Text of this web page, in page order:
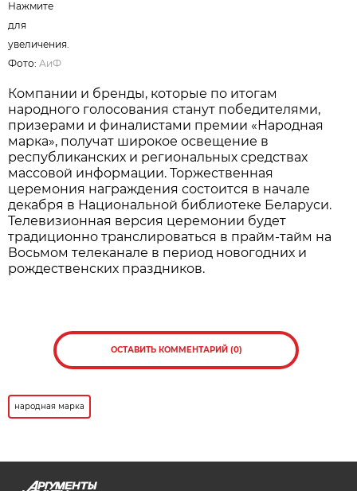
доверия белорусов к отечественным
производителям. Во многих номинациях
лидерами премии становятся товары и услуги,
произведенные в Беларуси, что свидетельствует
их прочных позициях на рынке.
Нажмите для увеличения. Фото:АиФ
становятся претендентами на получение одного
из 30 платиновых слитков. Их обладатели будут
определены методом случайного отбора на